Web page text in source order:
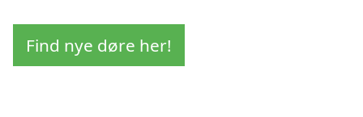
Find nye døre her!